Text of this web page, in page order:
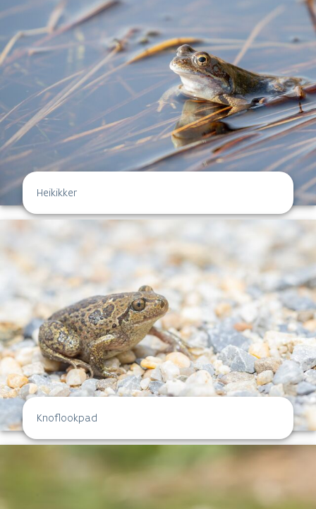
Heikikker
Knoflookpad